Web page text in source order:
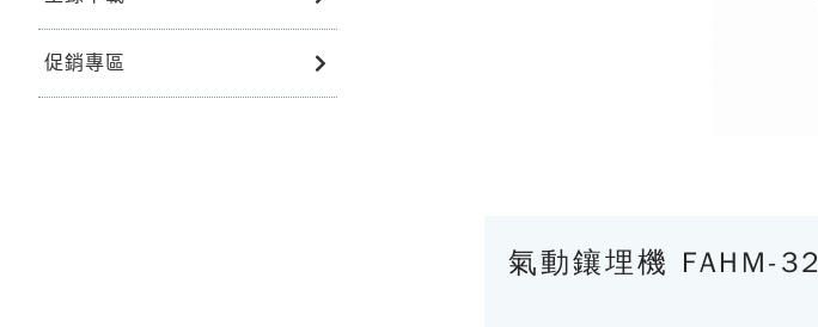
促銷專區
氣動鑲埋機 FAHM-32